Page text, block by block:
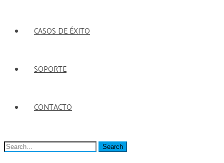
CASOS DE ÉXITO
SOPORTE
CONTACTO
Search